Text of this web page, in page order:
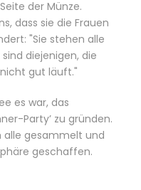
der Münze.
dass sie die Frauen
"Sie stehen alle
diejenigen, die
gut läuft."
es war, das
Party’ zu gründen.
alle gesammelt und
geschaffen.